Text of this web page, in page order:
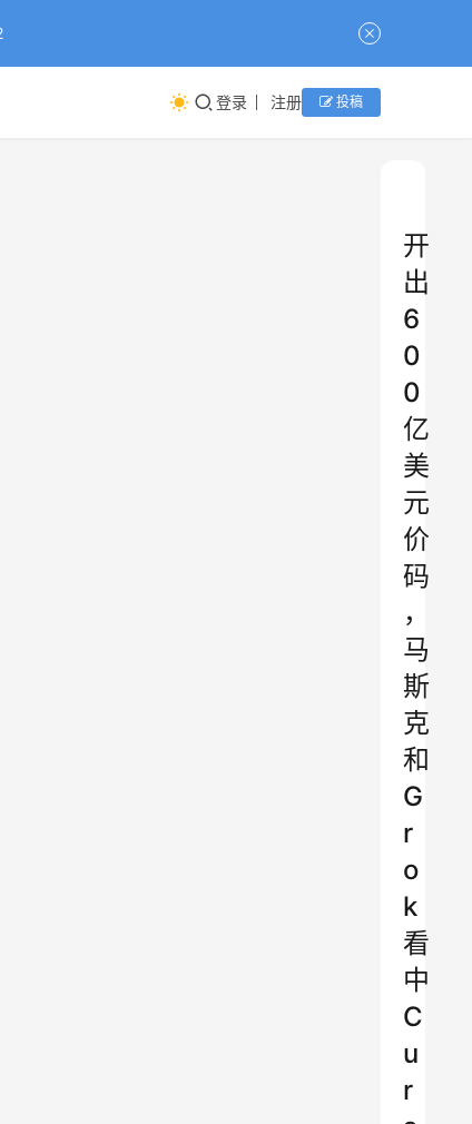
登录 注册 投稿
开
出
6
0
0
亿
美
元
价
码
，
马
斯
克
和
G
r
o
k
看
中
C
u
r